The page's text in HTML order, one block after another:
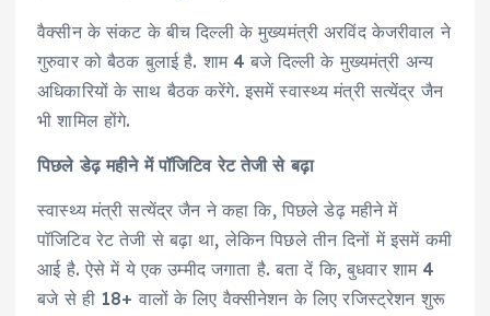
वैक्सीन के संकट के बीच दिल्ली के मुख्यमंत्री अरविंद केजरीवाल ने
गुरुवार को बैठक बुलाई है. शाम 4 बजे दिल्ली के मुख्यमंत्री अन्य
अधिकारियों के साथ बैठक करेंगे. इसमें स्वास्थ्य मंत्री सत्येंद्र जैन
भी शामिल होंगे.
पिछले डेढ़ महीने में पॉजिटिव रेट तेजी से बढ़ा
स्वास्थ्य मंत्री सत्येंद्र जैन ने कहा कि, पिछले डेढ़ महीने में
पॉजिटिव रेट तेजी से बढ़ा था, लेकिन पिछले तीन दिनों में इसमें कमी
आई है. ऐसे में ये एक उम्मीद जगाता है. बता दें कि, बुधवार शाम 4
बजे से ही 18+ वालों के लिए वैक्सीनेशन के लिए रजिस्ट्रेशन शुरू